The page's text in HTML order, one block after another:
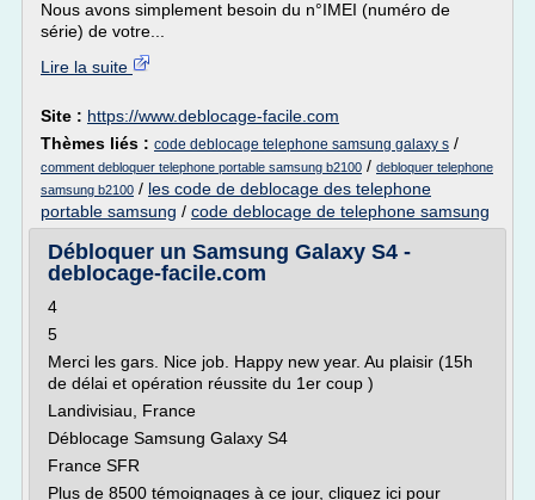
Nous avons simplement besoin du n°IMEI (numéro de
série) de votre...
Lire la suite
Site : https://www.deblocage-facile.com
Thèmes liés : code deblocage telephone samsung galaxy s /
comment debloquer telephone portable samsung b2100 / debloquer telephone
samsung b2100 / les code de deblocage des telephone
portable samsung / code deblocage de telephone samsung
Débloquer un Samsung Galaxy S4 -
deblocage-facile.com
4
5
Merci les gars. Nice job. Happy new year. Au plaisir (15h
de délai et opération réussite du 1er coup )
Landivisiau, France
Déblocage Samsung Galaxy S4
France SFR
Plus de 8500 témoignages à ce jour, cliquez ici pour